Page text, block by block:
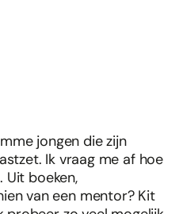
jongen die zijn
Ik vraag me af hoe
Uit boeken,
van een mentor? Kit